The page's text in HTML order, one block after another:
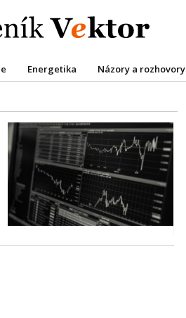
Energetika Názory a rozhovory